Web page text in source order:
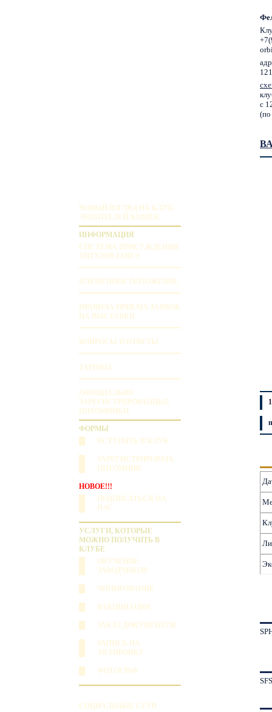
НОВЫЙ ВЗГЛЯД НА КЛУБ
ЛЮБИТЕЛЕЙ КОШЕК
ИНФОРМАЦИЯ
СИСТЕМА ПРИСУЖДЕНИЯ
ТИТУЛОВ FARUS
ПЛЕМЕННОЕ ПОЛОЖЕНИЕ
ПРАВИЛА ПРИЕМА ЗАЯВОК
НА ВЫСТАВКИ
ВОПРОСЫ И ОТВЕТЫ
ТАРИФЫ
ОФИЦИАЛЬНО
ЗАРЕГИСТРИРОВАННЫЕ
ПИТОМНИКИ
ФОРМЫ
ВСТУПИТЬ В КЛУБ
ЗАРЕГИСТРИРОВАТЬ
ПИТОМНИК
НОВОЕ!!!
ПОДПИСАТЬСЯ НА
НАС
УСЛУГИ, КОТОРЫЕ
МОЖНО ПОЛУЧИТЬ В
КЛУБЕ
ОБУЧЕНИЕ
ЗАВОДЧИКОВ
ЧИПИРОВАНИЕ
ВАКЦИНАЦИЯ
ЗАКАЗ ДОКУМЕНТОВ
ЗАПИСЬ НА
АКТИРОВКУ
ФОТОГРАФ
СОЦИАЛЬНЫЕ СЕТИ
с
(по